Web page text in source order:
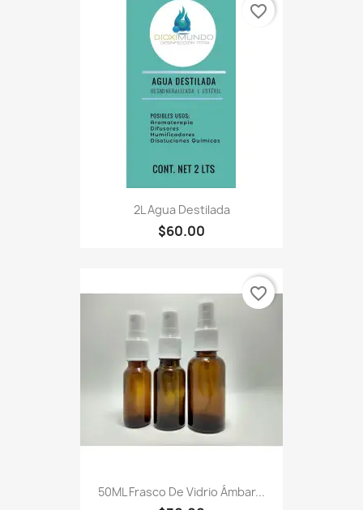
2L Agua Destilada
$60.00
favorite_border
50ML Frasco De Vidrio Ámbar...
favorite_border